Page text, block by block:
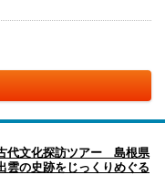
代文化探訪ツアー 島根県
雲の史跡をじっくりめぐる